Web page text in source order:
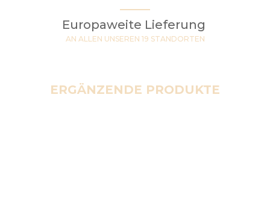
Europaweite Lieferung
AN ALLEN UNSEREN 19 STANDORTEN
ERGÄNZENDE PRODUKTE